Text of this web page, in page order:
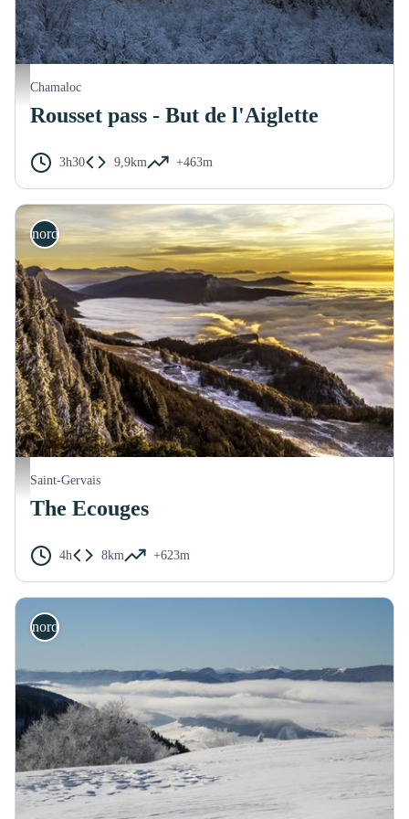
Forêt enneigée - S.M Booth
Chamaloc
Rousset pass - But de l'Aiglette
3h30 9,9km +463m
Vue sur la Ferme de la Fessole - Pascal Conche
nordic ski touring
Saint-Gervais
The Ecouges
4h 8km +623m
nordic ski touring